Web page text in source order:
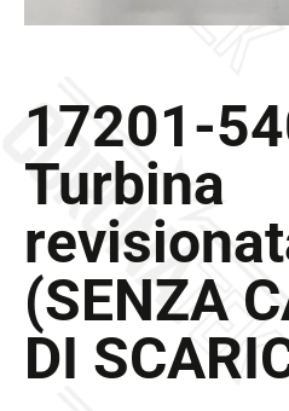
17201-
Turbina
(SENZA
DI